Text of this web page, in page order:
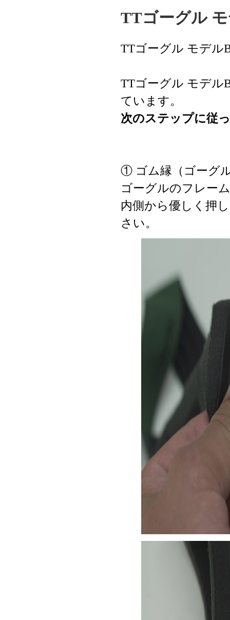
TTゴーグル
TTゴーグル モデル
TTゴーグル モデル
ています。
次のステップに従
① ゴム縁（ゴーグ
ゴーグルのフレー
内側から優しく押
さい。